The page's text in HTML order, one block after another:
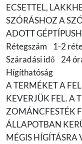
ECSETTEL,
SZÓRÁSHOZ A
ADOTT
Rétegszám 1-2
Száradási idő 24
Hígíthatóság
A TERMÉKET A
KEVERJÜK FEL. A
ZOMÁNCFESTÉK
ÁLLAPOTBAN
MÉGIS HÍGÍTÁSRA